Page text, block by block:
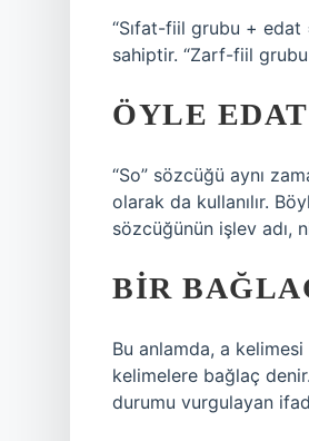
“Sıfat-fiil grubu + edat
sahiptir. “Zarf-fiil
ÖYLE
“So” sözcüğü aynı
olarak da kullanılır.
sözcüğünün işlev adı,
BIR
Bu anlamda, a
kelimelere bağlaç
durumu vurgulayan